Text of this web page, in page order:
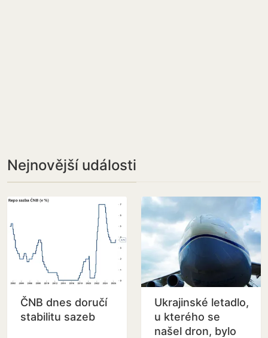
Nejnovější události
ČNB dnes doručí
stabilitu sazeb
Ukrajinské letadlo,
u kterého se
našel dron, bylo